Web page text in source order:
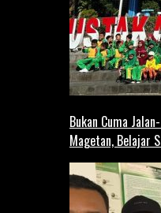
Bukan Cuma
Magetan, Belajar